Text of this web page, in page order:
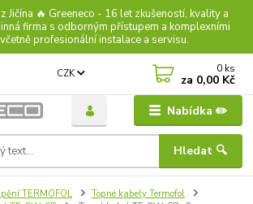
Jičína 🔥 Greeneco - 16 let zkušeností, kvality a
firma s odborným přístupem a komplexními
profesionální instalace a servisu.
Nabídka ✏️
CZK
Hledat 🔍
0 ks
za 0,00 Kč
TERMOFOL
Topné kabely Termofol